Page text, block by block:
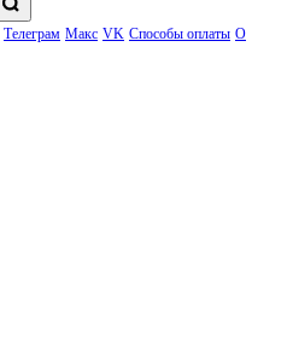
Телеграм Макс VK Способы оплаты О